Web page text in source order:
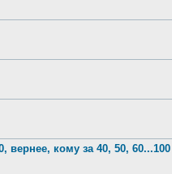
вернее, кому за 40, 50, 60...100